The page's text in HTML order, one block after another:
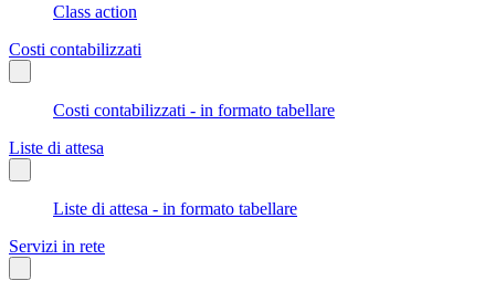
Class action
Costi contabilizzati
Costi contabilizzati - in formato tabellare
Liste di attesa
Liste di attesa - in formato tabellare
Servizi in rete